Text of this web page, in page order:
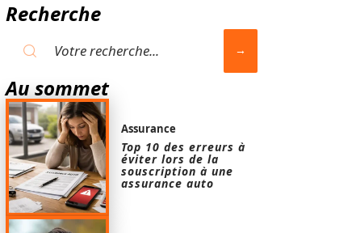
Recherche
Au sommet
Assurance
Top 10 des erreurs à
éviter lors de la
souscription à une
assurance auto